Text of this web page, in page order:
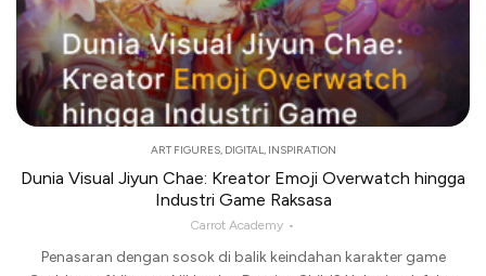
ART FIGURES, DIGITAL INSPIRATION
Dunia Visual Jiyun Chae: Kreator Emoji Overwatch hingga
Industri Game Raksasa
Carrot Academy
Penasaran dengan sosok di balik keindahan karakter game